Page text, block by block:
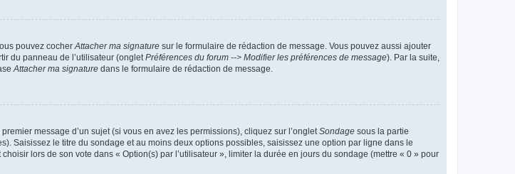
pouvez cocher Attacher ma signature sur le formulaire de rédaction de message. Vous pouvez aussi ajouter
du panneau de l’utilisateur (onglet Préférences du forum --> Modifier les préférences de message). Par la suite,
Attacher ma signature dans le formulaire de rédaction de message.
message d’un sujet (si vous en avez les permissions), cliquez sur l’onglet Sondage sous la partie
Saisissez le titre du sondage et au moins deux options possibles, saisissez une option par ligne dans le
lors de son vote dans « Option(s) par l’utilisateur », limiter la durée en jours du sondage (mettre « 0 » pour